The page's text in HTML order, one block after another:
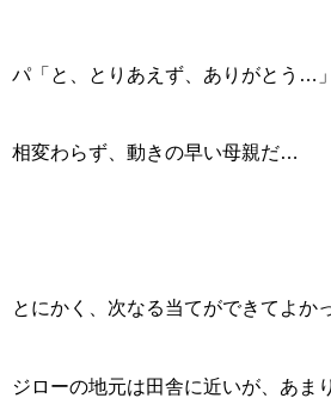
パ「と、とりあえず、ありがとう…」
相変わらず、動きの早い母親だ…
とにかく、次なる当てができてよか
ジローの地元は田舎に近いが、あま